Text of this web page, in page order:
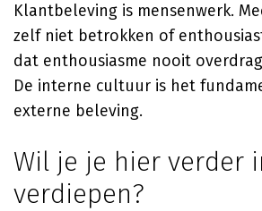
Klantbeleving is mensenwerk.
zelf niet betrokken of
dat enthousiasme nooit
De interne cultuur is het
externe beleving.
Wil je je hier verder
verdiepen?